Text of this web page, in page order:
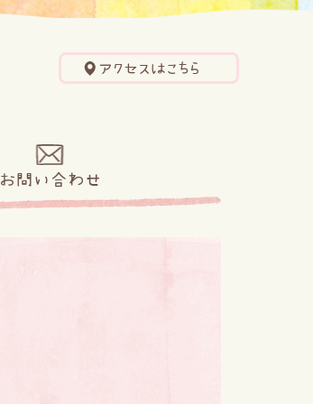
アクセスはこちら
お問い合わせ